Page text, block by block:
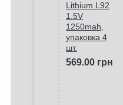
Lithium L92
1.5V
1250mah,
упаковка 4
шт.
569.00 грн